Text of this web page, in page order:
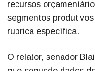
recursos
segmentos
rubrica específica.
O relator, senador